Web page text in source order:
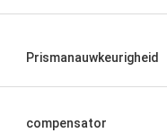
Prismanauwkeurigheid
compensator